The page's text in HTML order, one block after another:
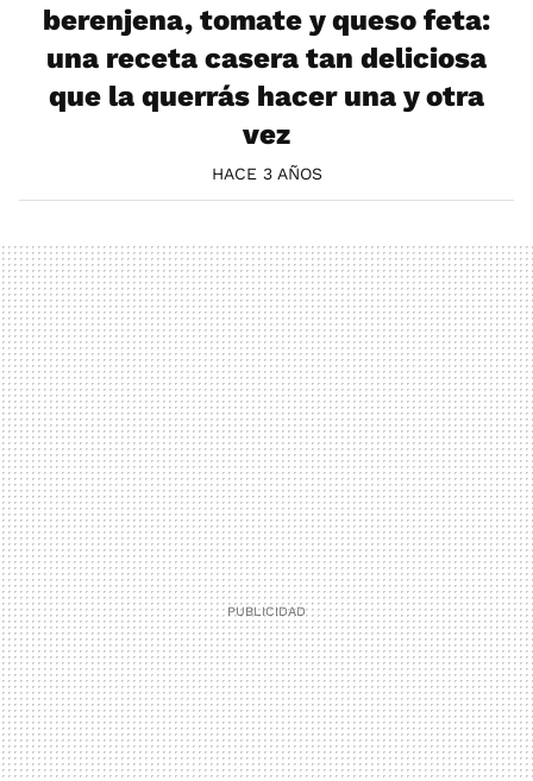
berenjena, tomate y queso feta:
una receta casera tan deliciosa
que la querrás hacer una y otra
vez
HACE 3 AÑOS